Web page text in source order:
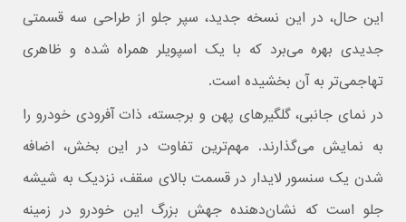
این حال، در این نسخه جدید، سپر جلو از طراحی سه قسمتی
جدیدی بهره می‌برد که با یک اسپویلر همراه شده و ظاهری
تهاجمی‌تر به آن بخشیده است.
در نمای جانبی، گلگیرهای پهن و برجسته، ذات آفرودی خودرو را
به نمایش می‌گذارند. مهم‌ترین تفاوت در این بخش، اضافه
شدن یک سنسور لایدار در قسمت بالای سقف، نزدیک به شیشه
جلو است که نشان‌دهنده جهش بزرگ این خودرو در زمینه